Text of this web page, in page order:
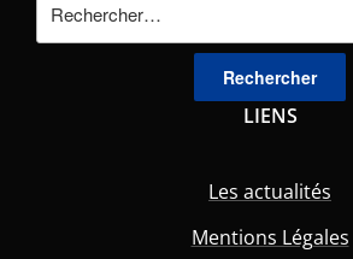
LIENS
Les actualités
Mentions Légales